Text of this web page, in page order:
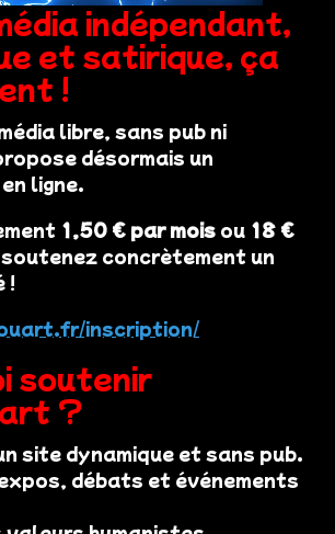
indépendant,
et satirique, ça
!
libre, sans pub ni
désormais un
ligne.
1,50 € par mois ou 18 €
concrètement un
!
inscription/
soutenir
?
site dynamique et sans pub.
débats et événements